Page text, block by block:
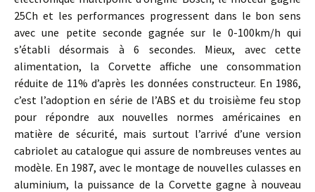
25Ch et les performances progressent dans le bon sens
avec une petite seconde gagnée sur le 0-100km/h qui
s’établi désormais à 6 secondes. Mieux, avec cette
alimentation, la Corvette affiche une consommation
réduite de 11% d’après les données constructeur. En 1986,
c’est l’adoption en série de l’ABS et du troisième feu stop
pour répondre aux nouvelles normes américaines en
matière de sécurité, mais surtout l’arrivé d’une version
cabriolet au catalogue qui assure de nombreuses ventes au
modèle. En 1987, avec le montage de nouvelles culasses en
aluminium, la puissance de la Corvette gagne à nouveau